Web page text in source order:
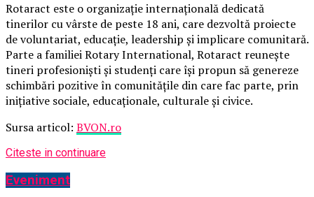
Rotaract este o organizație internațională dedicată
tinerilor cu vârste de peste 18 ani, care dezvoltă proiecte
de voluntariat, educație, leadership și implicare comunitară.
Parte a familiei Rotary International, Rotaract reunește
tineri profesioniști și studenți care își propun să genereze
schimbări pozitive în comunitățile din care fac parte, prin
inițiative sociale, educaționale, culturale și civice.
Sursa articol: BVON.ro
Citeste in continuare
Eveniment